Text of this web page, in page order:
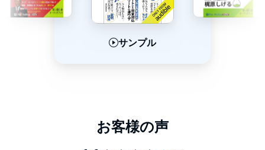
【「最高の聞く力」で、誰とでも話が盛り上がる！】
★ハーバード流｢３つのステップ｣と｢３つのあいづち｣を応用しよ
★人生最強のフレーズは｢◯◯◯◯◯をください｣
【これはすごい！「上級ワザ」で、さらなる達人になれる！】
★返しコメントに｢一言オン｣で､さらに会話が弾む！
サンプル